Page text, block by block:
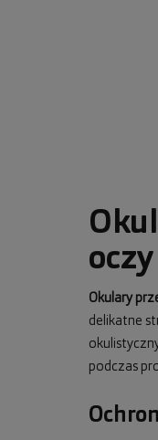
Okulary
delikatne
podczas